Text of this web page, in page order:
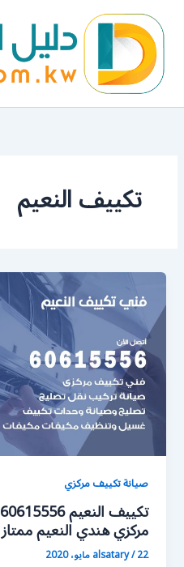
المحتوى
تكييف النعيم
صيانة تكييف مركزي
مركزي هندي النعيم ممتاز
alsatary/22 مايو، 2020